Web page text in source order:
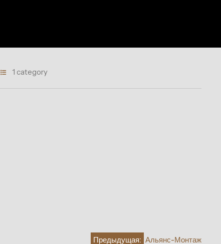
1 category
Предыдущая: Альянс-Монтаж